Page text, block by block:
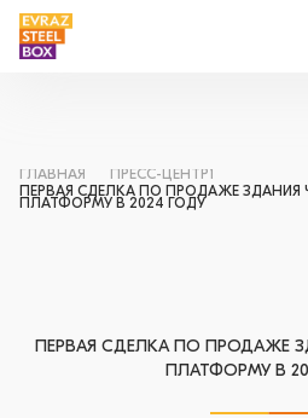
ГЛАВНАЯ
ПРЕСС-ЦЕНТР1
ПЕРВАЯ СДЕЛКА ПО ПРОДАЖЕ ЗДАНИЯ
ПЛАТФОРМУ В 2024 ГОДУ
ПЕРВАЯ СДЕЛКА ПО ПРОДАЖЕ
ПЛАТФОРМУ В